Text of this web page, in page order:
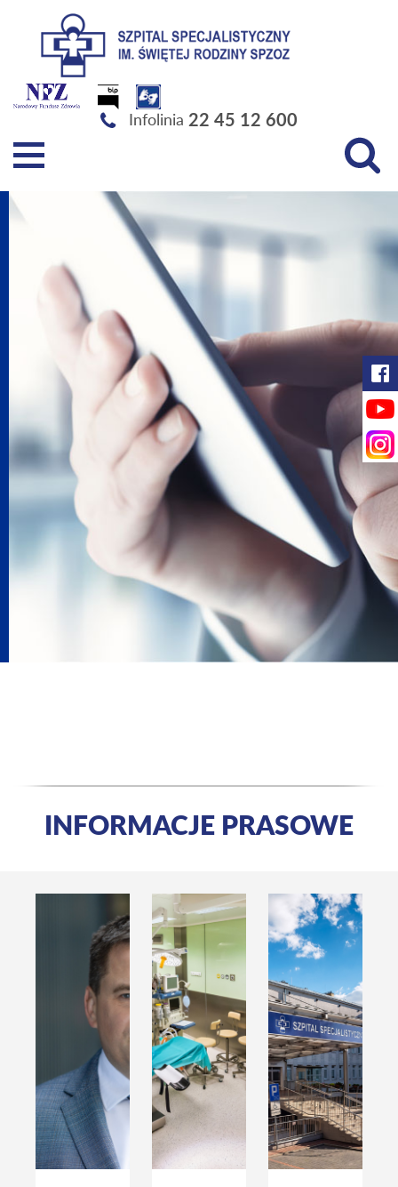
Szpital Specjalistyczny im. Świętej Rodziny SPZOZ
Infolinia 22 45 12 600
INFORMACJE PRASOWE